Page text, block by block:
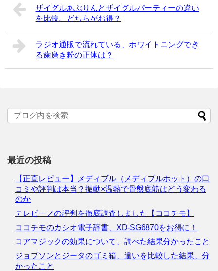
ザイグルあぶりんとザイグルパーティーの違い
を比較。どちらがお得？
ラジオ通販で流れている、ホワイトニングでき
る歯磨き粉の正体は？
最近の投稿
【正直レビュー】メディブル（メディブルホット）の口
コミや評判は本当？振動×温熱で骨盤底筋はどう変わる
のか
テレビーノの評判を徹底調査しました【ココチモ】
ココチモのカシオ電子辞書、XD-SG6870をお得に！
コアマジックの効果について、調べた結果分かったこと
ジョブソンとジータのゴミ箱、違いを比較した結果、分
かったこと